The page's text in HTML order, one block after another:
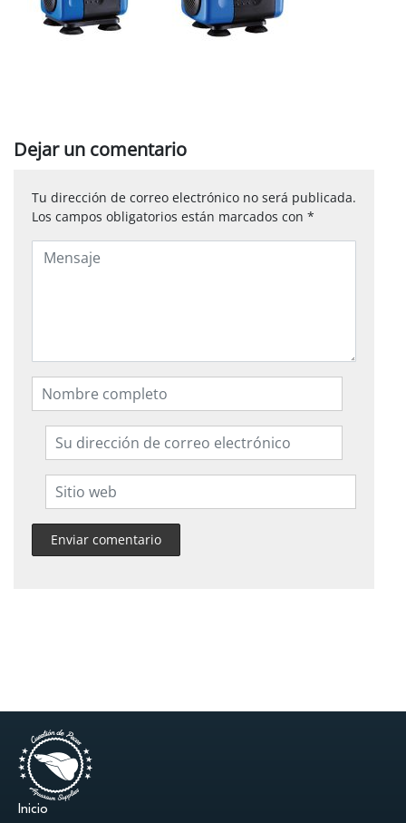
Dejar un comentario
Tu dirección de correo electrónico no será publicada.
Los campos obligatorios están marcados con *
Inicio